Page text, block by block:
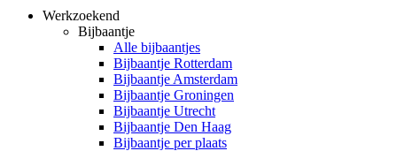
Werkzoekend
Bijbaantje
Alle bijbaantjes
Bijbaantje Rotterdam
Bijbaantje Amsterdam
Bijbaantje Groningen
Bijbaantje Utrecht
Bijbaantje Den Haag
Bijbaantje per plaats